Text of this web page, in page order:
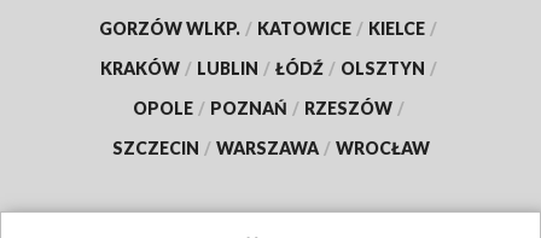
GORZÓW WLKP. / KATOWICE / KIELCE /
KRAKÓW / LUBLIN / ŁÓDŹ / OLSZTYN /
OPOLE / POZNAŃ / RZESZÓW /
SZCZECIN / WARSZAWA / WROCŁAW